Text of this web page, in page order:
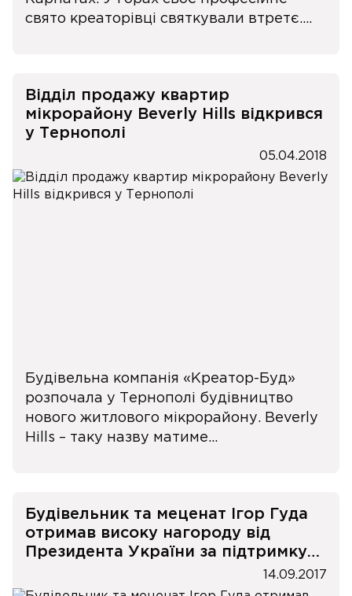
свято креаторівці святкували втретє....
Відділ продажу квартир
мікрорайону Beverly Hills відкрився
у Тернополі
05.04.2018
Будівельна компанія «Креатор-Буд»
розпочала у Тернополі будівництво
нового житлового мікрорайону. Beverly
Hills – таку назву матиме...
Будівельник та меценат Ігор Гуда
отримав високу нагороду від
Президента України за підтримку
14.09.2017